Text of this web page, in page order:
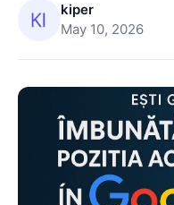
kiper
May 10, 2026